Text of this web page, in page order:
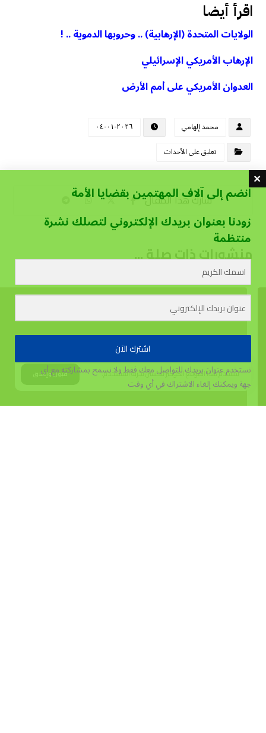
اقرأ أيضا
الولايات المتحدة (الإرهابية) .. وحروبها الدموية .. !
الإرهاب الأمريكي الإسرائيلي
العدوان الأمريكي على أمم الأرض
محمد إلهامي
٢٠٢٦-٠١-٠٤
تعليق على الأحداث
منشورات ذات صلة ...
يستخدم هذا الموقع الكوكيز لتحسين تجربة المستخدم. قبول وإغلاق
انضم إلى آلاف المهتمين بقضايا الأمة
زودنا بعنوان بريدك الإلكتروني لتصلك نشرة
منتظمة
اشترك الآن
نستخدم عنوان بريدك للتواصل معك فقط ولا نسمح بمشاركته مع أي
جهةويمكنك إلغاء الاشتراك في أي وقت